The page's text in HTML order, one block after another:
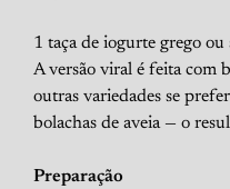
1 taça de iogurte grego ou
A versão viral é feita com
outras variedades se
bolachas de aveia — o
Preparação